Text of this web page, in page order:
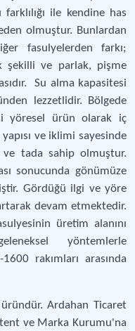
ile kendine has
olmuştur. Bunlardan
fasulyelerden farkı;
şekilli ve parlak, pişme
Su alma kapasitesi
lezzetlidir. Bölgede
yöresel ürün olarak iç
ve iklimi sayesinde
ve tada sahip olmuştur.
sonucunda gönümüze
Gördüğü ilgi ve yöre
devam etmektedir.
üretim alanını
yöntemlerle
rakımları arasında
Ardahan Ticaret
ve Marka Kurumu'na